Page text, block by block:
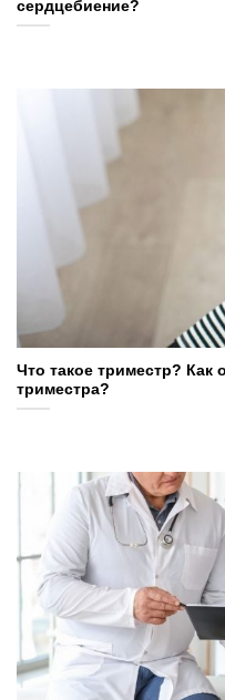
сердцебиение?
Что такое триместр? Как
триместра?